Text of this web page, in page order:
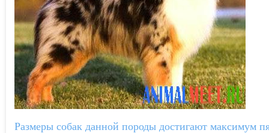
Размеры собак данной породы достигают максимум